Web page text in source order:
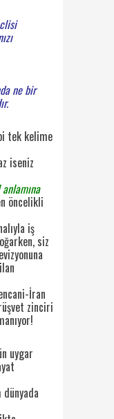
ne bir
tek kelime
iseniz
öncelikli
iş
siz
İran
zinciri
uygar
dünyada